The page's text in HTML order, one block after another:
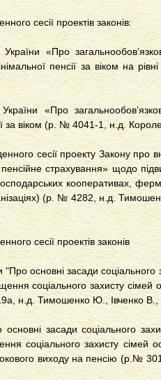
сесії проектів законів:
«Про
пенсії за віком на рівні
«Про
за віком (р. № 4041-1, н.д.
сесії проекту Закону про
страхування» щодо
кооперативах,
(р. № 4282, н.д.
сесії проектів законів
основні засади соціального
соціального захисту сімей
н.д. Тимошенко Ю., Івченко
засади соціального
соціального захисту сімей
виходу на пенсію (р.№